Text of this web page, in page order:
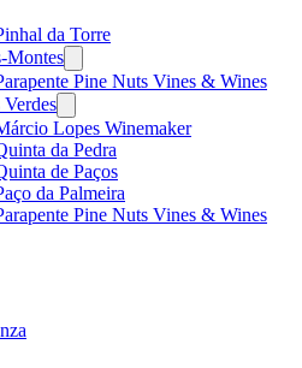
da Torre
Montes
menu
Pine Nuts Vines & Wines
menu
Lopes Winemaker
da Pedra
de Paços
da Palmeira
Pine Nuts Vines & Wines